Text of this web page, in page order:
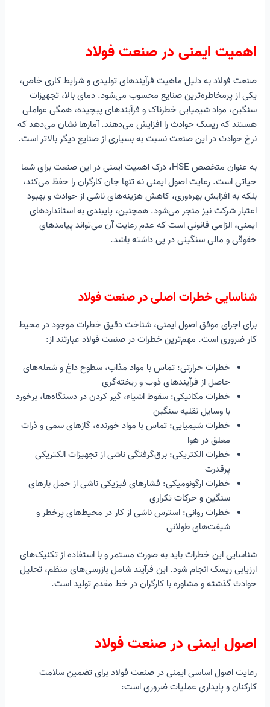
راهکار:
خطرات ناشی از گازهای سمی:
فولاد
راهکار:
خطرات ناشی از تجهیزات سنگین:
چالش: حرکت ماشین‌آلات سنگین و جرثقیل‌ها خطر تصادف و له شدگی
را افزایش می‌دهد.
خطرات ناشی از انفجار و آتش‌سوزی:
چالش: وجود مواد قابل اشتعال و فرآیندهای دما بالا خطر انفجار و
آتش‌سوزی را افزایش می‌دهد.
راهکار:
خطرات ناشی از برق‌گرفتگی:
چالش: استفاده از تجهیزات الکتریکی قدرتمند خطر برق‌گرفتگی را افزایش
می‌دهد.
چالش: کار در محیط‌های گرم می‌تواند منجر به استرس حرارتی و
مشکلات سلامتی شود.
آلودگی صوتی:
چالش: سر و صدای زیاد ناشی از فرآیندهای تولید می‌تواند به شنوایی
راهکار:
نقش فرهنگ ایمنی در صنایع فولاد
اهمیت فرهنگ ایمنی:
راهکارهای ایجاد و تقویت فرهنگ ایمنی:
مدیریت ریسک در صنعت فولاد
مراحل اصلی مدیریت ریسک:
تکنیک‌های ارزیابی ریسک در صنعت فولاد:
آینده ایمنی در صنایع فولاد
سخن پایانی
اهمیت ایمنی در صنعت فولاد
صنعت فولاد به دلیل ماهیت فرآیندهای تولیدی و شرایط کاری خاص،
یکی از پرمخاطره‌ترین صنایع محسوب می‌شود. دمای بالا، تجهیزات
سنگین، مواد شیمیایی خطرناک و فرآیندهای پیچیده، همگی عواملی
هستند که ریسک حوادث را افزایش می‌دهند. آمارها نشان می‌دهد که
نرخ حوادث در این صنعت نسبت به بسیاری از صنایع دیگر بالاتر است.
به عنوان متخصص HSE، درک اهمیت ایمنی در این صنعت برای شما
حیاتی است. رعایت اصول ایمنی نه تنها جان کارگران را حفظ می‌کند،
بلکه به افزایش بهره‌وری، کاهش هزینه‌های ناشی از حوادث و بهبود
اعتبار شرکت نیز منجر می‌شود. همچنین، پایبندی به استانداردهای
ایمنی، الزامی قانونی است که عدم رعایت آن می‌تواند پیامدهای
حقوقی و مالی سنگینی در پی داشته باشد.
شناسایی خطرات اصلی در صنعت فولاد
برای اجرای موفق اصول ایمنی، شناخت دقیق خطرات موجود در محیط
کار ضروری است. مهم‌ترین خطرات در صنعت فولاد عبارتند از:
خطرات حرارتی: تماس با مواد مذاب، سطوح داغ و شعله‌های
حاصل از فرآیندهای ذوب و ریخته‌گری
خطرات مکانیکی: سقوط اشیاء، گیر کردن در دستگاه‌ها، برخورد
با وسایل نقلیه سنگین
خطرات شیمیایی: تماس با مواد خورنده، گازهای سمی و ذرات
معلق در هوا
خطرات الکتریکی: برق‌گرفتگی ناشی از تجهیزات الکتریکی
پرقدرت
خطرات ارگونومیکی: فشارهای فیزیکی ناشی از حمل بارهای
سنگین و حرکات تکراری
خطرات روانی: استرس ناشی از کار در محیط‌های پرخطر و
شیفت‌های طولانی
شناسایی این خطرات باید به صورت مستمر و با استفاده از تکنیک‌های
ارزیابی ریسک انجام شود. این فرآیند شامل بازرسی‌های منظم، تحلیل
حوادث گذشته و مشاوره با کارگران در خط مقدم تولید است.
اصول ایمنی در صنعت فولاد
رعایت اصول اساسی ایمنی در صنعت فولاد برای تضمین سلامت
کارکنان و پایداری عملیات ضروری است: